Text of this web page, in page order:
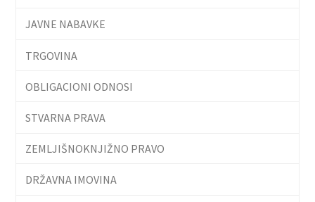
JAVNE NABAVKE
TRGOVINA
OBLIGACIONI ODNOSI
STVARNA PRAVA
ZEMLJIŠNOKNJIŽNO PRAVO
DRŽAVNA IMOVINA